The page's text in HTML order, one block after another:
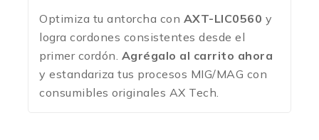
Optimiza tu antorcha con AXT-LIC0560 y
logra cordones consistentes desde el
primer cordón. Agrégalo al carrito ahora
y estandariza tus procesos MIG/MAG con
consumibles originales AX Tech.